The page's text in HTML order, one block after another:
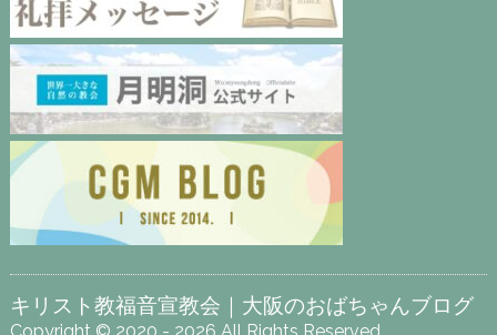
キリスト教福音宣教会｜大阪のおばちゃんブログ